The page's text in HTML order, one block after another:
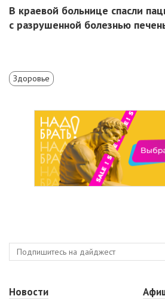
В краевой больнице спасли
с разрушенной болезнью
Здоровье
Новости